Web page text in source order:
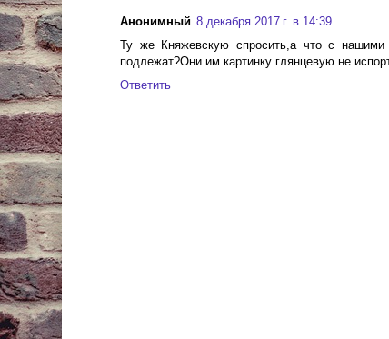
Анонимный 8 декабря 2017 г. в 14:39
Ту же Княжевскую спросить,а что с
подлежат?Они им картинку глянцевую не
Ответить